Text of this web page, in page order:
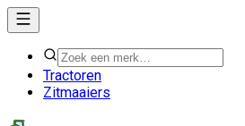
Tractoren
Zitmaaiers